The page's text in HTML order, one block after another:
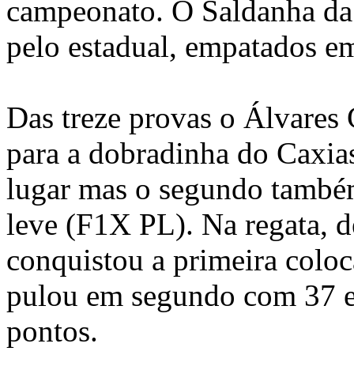
campeonato. O Saldanha
pelo estadual, empatados
Das treze provas o Álvares
para a dobradinha do
lugar mas o segundo
leve (F1X PL). Na regata,
conquistou a primeira
pulou em segundo com 37
pontos.